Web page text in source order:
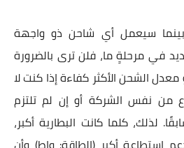
بينما سيعمل أي شاحن ذو واجهة
في مرحلةٍ ما، فلن ترى بالضرورة
الشحن الأكثر كفاءة إذا كنت لا
من نفس الشركة أو إن لم تلتزم
لذلك، كلما كانت البطارية أكبر،